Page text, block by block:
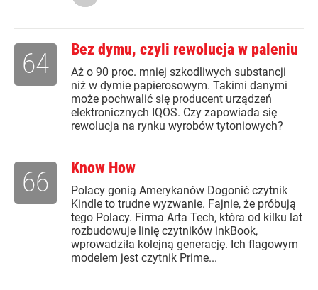
Bez dymu, czyli rewolucja w paleniu
Aż o 90 proc. mniej szkodliwych substancji
niż w dymie papierosowym. Takimi danymi
może pochwalić się producent urządzeń
elektronicznych IQOS. Czy zapowiada się
rewolucja na rynku wyrobów tytoniowych?
64
Know How
Polacy gonią Amerykanów Dogonić czytnik
Kindle to trudne wyzwanie. Fajnie, że próbują
tego Polacy. Firma Arta Tech, która od kilku lat
rozbudowuje linię czytników inkBook,
wprowadziła kolejną generację. Ich flagowym
modelem jest czytnik Prime...
66